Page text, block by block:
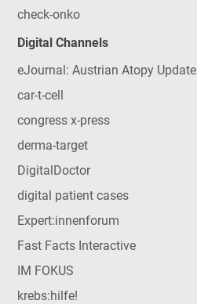
check-onko
Digital Channels
eJournal: Austrian Atopy Update
car-t-cell
congress x-press
derma-target
DigitalDoctor
digital patient cases
Expert:innenforum
Fast Facts Interactive
IM FOKUS
krebs:hilfe!